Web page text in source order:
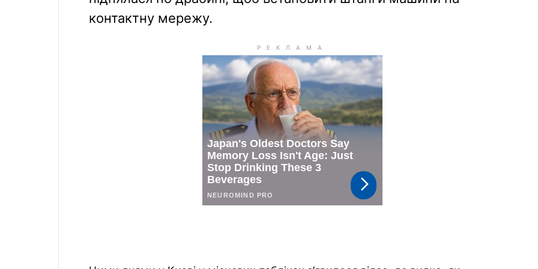
контактну мережу.